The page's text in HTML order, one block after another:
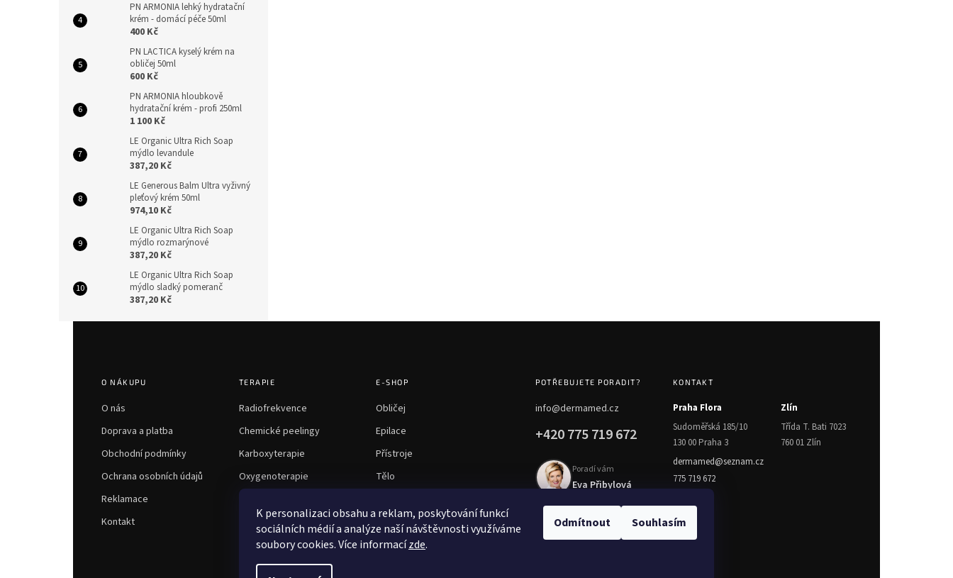
K personalizaci obsahu a reklam, poskytování funkcí
sociálních médií a analýze naší návštěvnosti využíváme
soubory cookies. Více informacízde.
Odmítnout Souhlasím
PN ARMONIA lehký hydratační
krém - domácí péče 50ml
400 Kč
PN LACTICA kyselý krém na
obličej 50ml
600 Kč
PN ARMONIA hloubkově
hydratační krém - profi 250ml
1 100 Kč
LE Organic Ultra Rich Soap
mýdlo levandule
387,20 Kč
LE Generous Balm Ultra vyživný
pleťový krém 50ml
974,10 Kč
LE Organic Ultra Rich Soap
mýdlo rozmarýnové
387,20 Kč
LE Organic Ultra Rich Soap
mýdlo sladký pomeranč
387,20 Kč
O NÁKUPU
O nás
Doprava a platba
Obchodní podmínky
Ochrana osobních údajů
Reklamace
Kontakt
TERAPIE
Radiofrekvence
Chemické peelingy
Karboxyterapie
Oxygenoterapie
E-SHOP
Obličej
Epilace
Přístroje
Tělo
Mezoterapie
POTŘEBUJETE PORADIT?
info@dermamed.cz
+420 775 719 672
Poradí vám
Eva Přibylová
KONTAKT
Praha Flora
Sudoměřská 185/10
130 00 Praha 3
dermamed@seznam.cz
775 719 672
Zlín
Třída T. Bati 7023
760 01 Zlín